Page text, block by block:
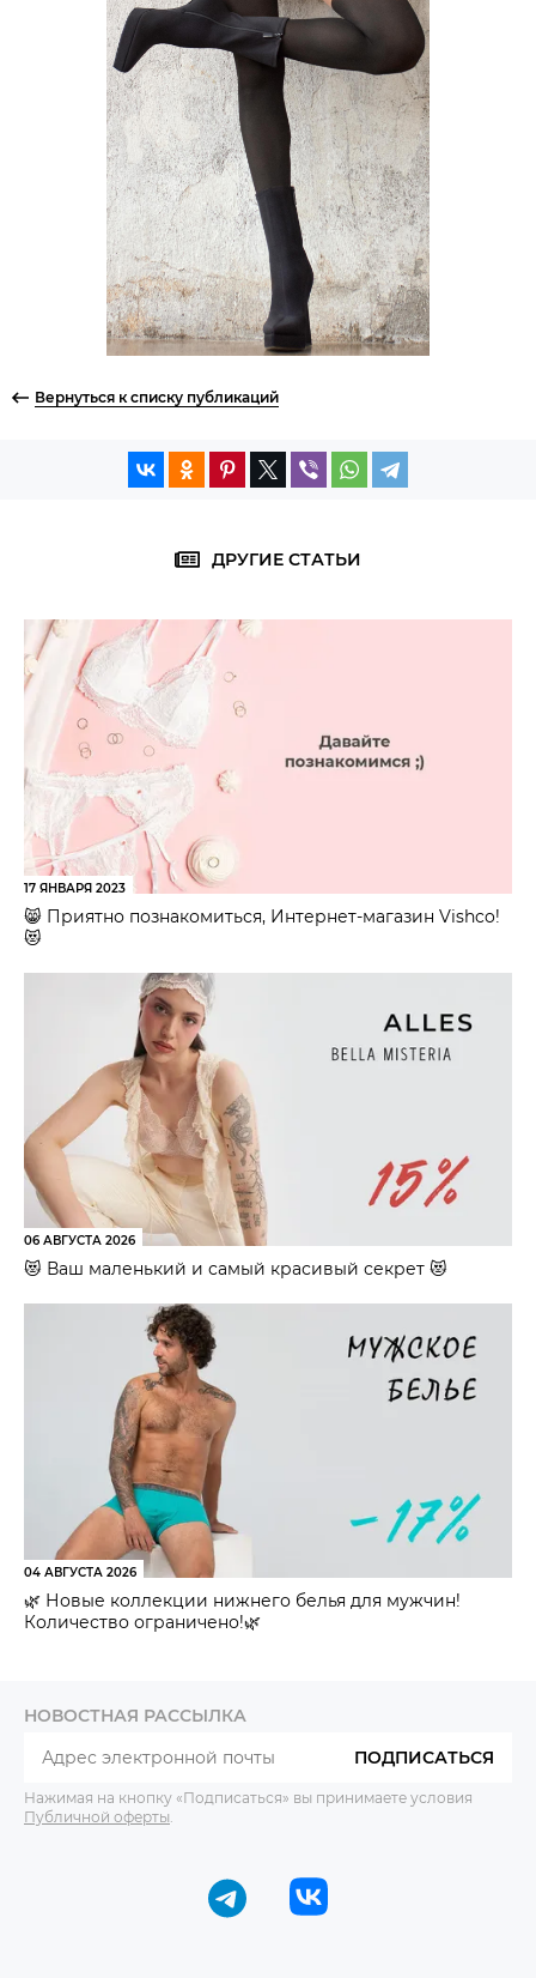
Вернуться к списку публикаций
ДРУГИЕ СТАТЬИ
17 ЯНВАРЯ 2023
😸 Приятно познакомиться, Интернет-магазин Vishco!
😻
06 АВГУСТА 2026
😻 Ваш маленький и самый красивый секрет 😻
04 АВГУСТА 2026
🌿 Новые коллекции нижнего белья для мужчин!
Количество ограничено!🌿
НОВОСТНАЯ РАССЫЛКА
ПОДПИСАТЬСЯ
Нажимая на кнопку «Подписаться» вы принимаете условия
Публичной оферты